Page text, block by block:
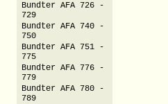
Bundter AFA 726 -
729
Bundter AFA 740 -
750
Bundter AFA 751 -
775
Bundter AFA 776 -
779
Bundter AFA 780 -
789